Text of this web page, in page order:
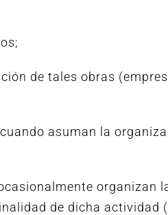
de tales obras
asuman la
organizan
de dicha actividad